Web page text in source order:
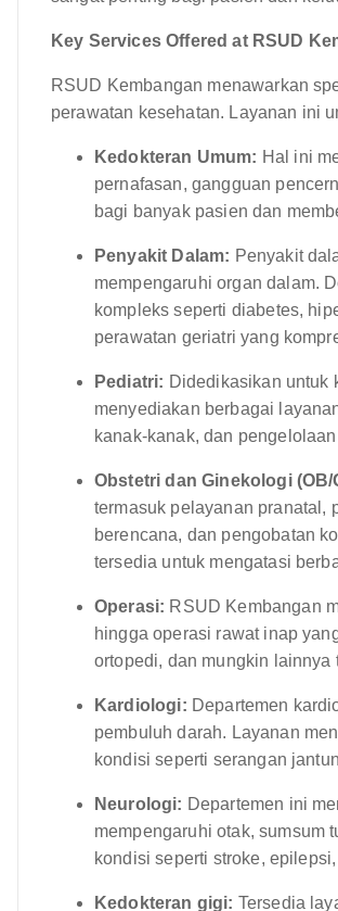
Key Services Offered at RSUD
RSUD Kembangan menawarkan
perawatan kesehatan. Layanan ini
Kedokteran Umum: Hal ini
pernafasan, gangguan
bagi banyak pasien dan
Penyakit Dalam: Penyakit
mempengaruhi organ dalam.
kompleks seperti diabetes,
perawatan geriatri yang
Pediatri: Didedikasikan untuk
menyediakan berbagai
kanak-kanak, dan
Obstetri dan Ginekologi (OB/
termasuk pelayanan pranatal,
berencana, dan pengobatan
tersedia untuk mengatasi
Operasi: RSUD Kembangan
hingga operasi rawat inap
ortopedi, dan mungkin lainnya
Kardiologi: Departemen
pembuluh darah. Layanan
kondisi seperti serangan
Neurologi: Departemen ini
mempengaruhi otak, sumsum
kondisi seperti stroke,
Kedokteran gigi: Tersedia